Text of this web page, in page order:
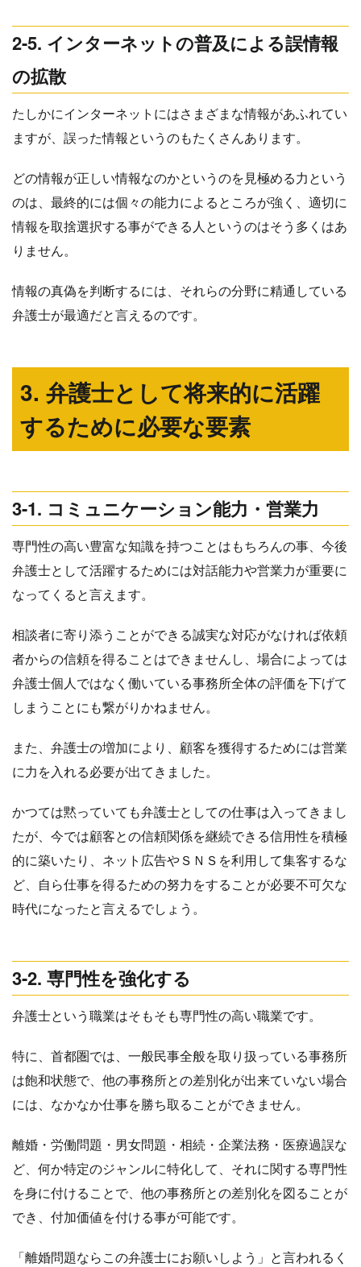
2-5. インターネットの普及による誤情報
の拡散
たしかにインターネットにはさまざまな情報があふれてい
ますが、誤った情報というのもたくさんあります。
どの情報が正しい情報なのかというのを見極める力という
のは、最終的には個々の能力によるところが強く、適切に
情報を取捨選択する事ができる人というのはそう多くはあ
りません。
情報の真偽を判断するには、それらの分野に精通している
弁護士が最適だと言えるのです。
3. 弁護士として将来的に活躍
するために必要な要素
3-1. コミュニケーション能力・営業力
専門性の高い豊富な知識を持つことはもちろんの事、今後
弁護士として活躍するためには対話能力や営業力が重要に
なってくると言えます。
相談者に寄り添うことができる誠実な対応がなければ依頼
者からの信頼を得ることはできませんし、場合によっては
弁護士個人ではなく働いている事務所全体の評価を下げて
しまうことにも繋がりかねません。
また、弁護士の増加により、顧客を獲得するためには営業
に力を入れる必要が出てきました。
かつては黙っていても弁護士としての仕事は入ってきまし
たが、今では顧客との信頼関係を継続できる信用性を積極
的に築いたり、ネット広告やＳＮＳを利用して集客するな
ど、自ら仕事を得るための努力をすることが必要不可欠な
時代になったと言えるでしょう。
3-2. 専門性を強化する
弁護士という職業はそもそも専門性の高い職業です。
特に、首都圏では、一般民事全般を取り扱っている事務所
は飽和状態で、他の事務所との差別化が出来ていない場合
には、なかなか仕事を勝ち取ることができません。
離婚・労働問題・男女問題・相続・企業法務・医療過誤な
ど、何か特定のジャンルに特化して、それに関する専門性
を身に付けることで、他の事務所との差別化を図ることが
でき、付加価値を付ける事が可能です。
「離婚問題ならこの弁護士にお願いしよう」と言われるく